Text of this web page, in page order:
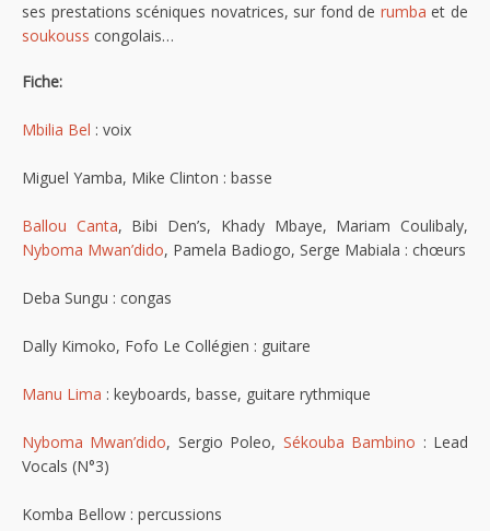
ses prestations scéniques novatrices, sur fond de rumba et de
soukouss congolais…
Fiche:
Mbilia Bel : voix
Miguel Yamba, Mike Clinton : basse
Ballou Canta, Bibi Den’s, Khady Mbaye, Mariam Coulibaly,
Nyboma Mwan’dido, Pamela Badiogo, Serge Mabiala : chœurs
Deba Sungu : congas
Dally Kimoko, Fofo Le Collégien : guitare
Manu Lima : keyboards, basse, guitare rythmique
Nyboma Mwan’dido, Sergio Poleo, Sékouba Bambino : Lead
Vocals (N°3)
Komba Bellow : percussions